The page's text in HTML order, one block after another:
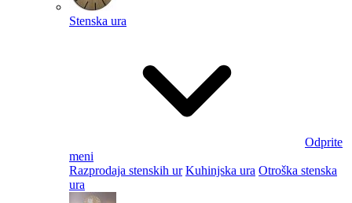
Stenska ura
Odprite
meni
Razprodaja stenskih ur Kuhinjska ura Otroška stenska
ura